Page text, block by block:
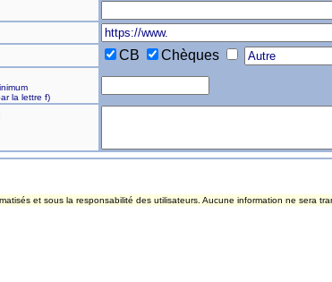
CB Chèques
la lettre f)
et sous la responsabilité des utilisateurs. Aucune information ne sera